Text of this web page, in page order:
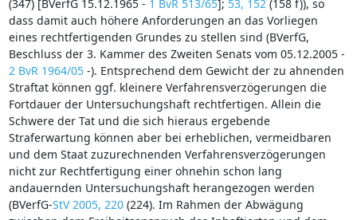
(347) [BVerfG 15.12.1965 - 1 BvR 513/65]; 53, 152 (158 f)), so
dass damit auch höhere Anforderungen an das Vorliegen
eines rechtfertigenden Grundes zu stellen sind (BVerfG,
Beschluss der 3. Kammer des Zweiten Senats vom 05.12.2005 -
2 BvR 1964/05-). Entsprechend dem Gewicht der zu ahnenden
Straftat können ggf. kleinere Verfahrensverzögerungen die
Fortdauer der Untersuchungshaft rechtfertigen. Allein die
Schwere der Tat und die sich hieraus ergebende
Straferwartung können aber bei erheblichen, vermeidbaren
und dem Staat zuzurechnenden Verfahrensverzögerungen
nicht zur Rechtfertigung einer ohnehin schon lang
andauernden Untersuchungshaft herangezogen werden
(BVerfG-StV 2005, 220(224). Im Rahmen der Abwägung